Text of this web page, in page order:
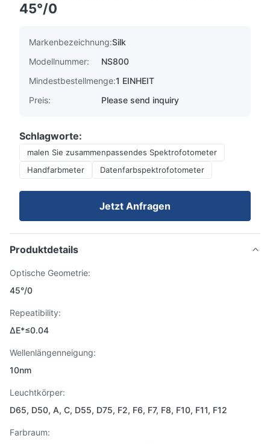
45°/0
Markenbezeichnung:Silk
Modellnummer:
NS800
Mindestbestellmenge:1 EINHEIT
Preis:
Please send inquiry
Schlagworte:
malen Sie zusammenpassendes Spektrofotometer
Handfarbmeter
Datenfarbspektrofotometer
Jetzt Anfragen
Produktdetails
Optische Geometrie:
45°/0
Repeatibility:
ΔE*≤0.04
Wellenlängenneigung:
10nm
Leuchtkörper:
D65, D50, A, C, D55, D75, F2, F6, F7, F8, F10, F11, F12
Farbraum: